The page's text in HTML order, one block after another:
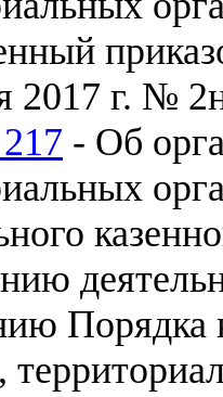
2017 г. №
- Об
Порядка